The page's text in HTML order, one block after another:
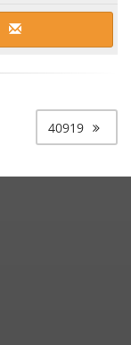
40919